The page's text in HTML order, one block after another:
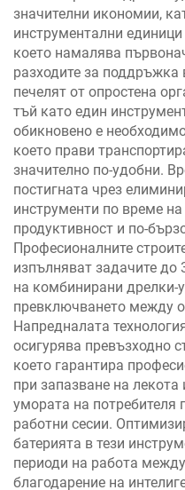
значителни икономии,
инструментални
което намалява
разходите за
печелят от опростена
тъй като един
обикновено е
което прави
значително по-удобни.
постигната чрез
инструменти по време
продуктивност и по-
Професионалните
изпълняват задачите до
на комбинирани
превключването между
Напредналата
осигурява превъзходно
което гарантира
при запазване на
умората на потребителя
работни сесии.
батерията в тези
периоди на работа
благодарение на